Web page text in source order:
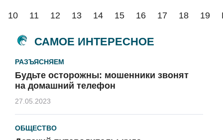
10 11 12 13 14 15 16 17 18 19
САМОЕ ИНТЕРЕСНОЕ
РАЗЪЯСНЯЕМ
Будьте осторожны: мошенники звонят
на домашний телефон
27.05.2023
ОБЩЕСТВО